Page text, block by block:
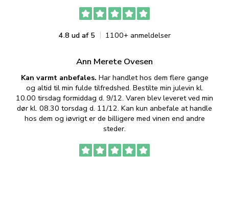
4.8 ud af 5 1100+ anmeldelser
Ann Merete Ovesen
Kan varmt anbefales. Har handlet hos dem flere gange
og altid til min fulde tilfredshed. Bestilte min julevin kl.
10.00 tirsdag formiddag d. 9/12. Varen blev leveret ved min
dør kl. 08.30 torsdag d. 11/12. Kan kun anbefale at handle
hos dem og iøvrigt er de billigere med vinen end andre
steder.